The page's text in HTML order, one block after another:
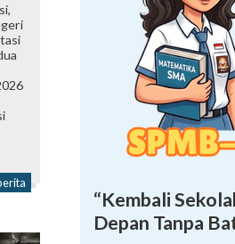
“Kembali
Depan Tanpa